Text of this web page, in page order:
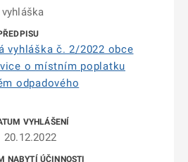
vyhláška
vyhláška č. 2/2022 obce
o místním poplatku
odpadového
20.12.2022